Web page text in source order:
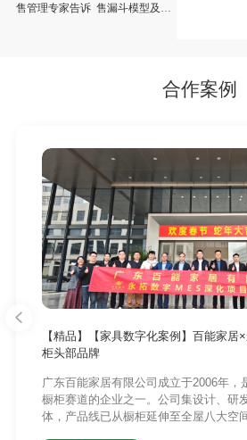
售管理专家告诉 售漏斗模型及其
合作案例
【精品】【家具数字化案例】百能家居
柜头部品牌
广东百能家居有限公司成立于2006年，
橱柜赛道的企业之一。公司集设计、研
体，产品线已从橱柜延伸至全屋八大